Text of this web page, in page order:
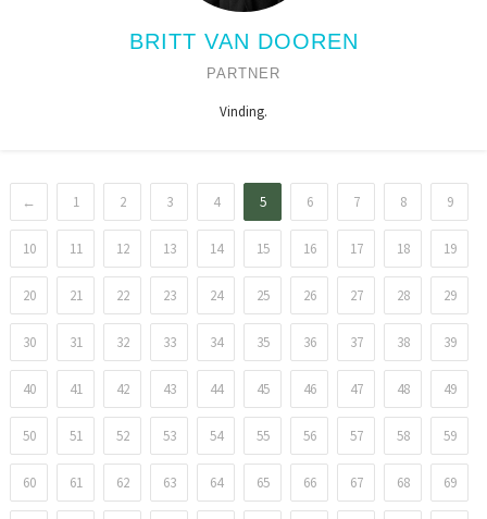
BRITT VAN DOOREN
PARTNER
Vinding.
← 1 2 3 4 5 6 7 8 9
10 11 12 13 14 15 16 17 18 19
20 21 22 23 24 25 26 27 28 29
30 31 32 33 34 35 36 37 38 39
40 41 42 43 44 45 46 47 48 49
50 51 52 53 54 55 56 57 58 59
60 61 62 63 64 65 66 67 68 69